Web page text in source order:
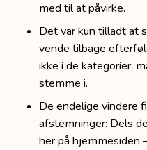
med til at påvirke.
Det var kun tilladt at
vende tilbage
ikke i de kategorier,
stemme i.
De endelige vindere
afstemninger: Dels
her på hjemmesiden